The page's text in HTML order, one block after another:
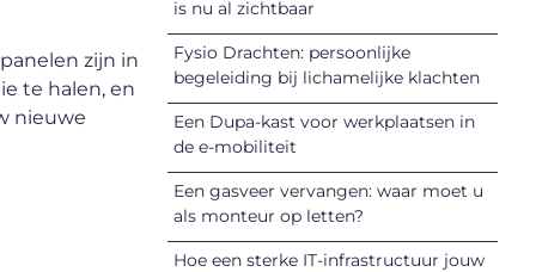
zijn in
te halen, en
nieuwe
is nu al zichtbaar
Fysio Drachten: persoonlijke
begeleiding bij lichamelijke klachten
Een Dupa-kast voor werkplaatsen in
de e-mobiliteit
Een gasveer vervangen: waar moet u
als monteur op letten?
Hoe een sterke IT-infrastructuur jouw